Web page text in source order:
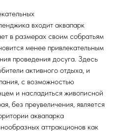
входит аквапарк
в размерах своим собратьям
менее привлекательным
проведения досуга. Здесь
активного отдыха, и
с возможностью
и насладиться живописной
без преувеличения, является
аквапарка
аттракционов как